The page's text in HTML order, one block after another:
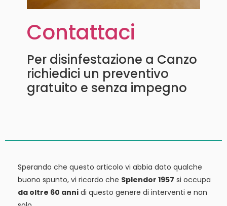
Contattaci
Per disinfestazione a Canzo
richiedici un preventivo
gratuito e senza impegno
Sperando che questo articolo vi abbia dato qualche
buono spunto, vi ricordo che Splendor 1957 si occupa
da oltre 60 anni di questo genere di interventi e non